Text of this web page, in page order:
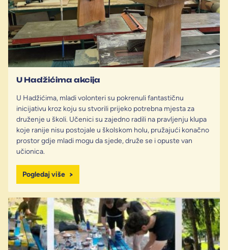
U Hadžićima akcija
U Hadžićima, mladi volonteri su pokrenuli fantastičnu
inicijativu kroz koju su stvorili prijeko potrebna mjesta za
druženje u školi. Učenici su zajedno radili na pravljenju klupa
koje ranije nisu postojale u školskom holu, pružajući konačno
prostor gdje mladi mogu da sjede, druže se i opuste van
učionica.
Pogledaj više